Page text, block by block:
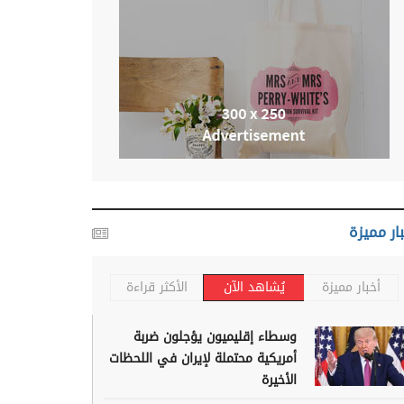
مميزة
أخبار مميزة يُشاهد الآن الأكثر قراءة
وسطاء إقليميون يؤجلون ضربة
أمريكية محتملة لإيران في اللحظات
الأخيرة